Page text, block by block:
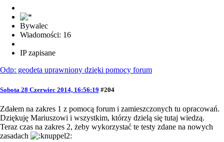
Bywalec
Wiadomości: 16
IP zapisane
Odp: geodeta uprawniony dzięki pomocy forum
Sobota 28 Czerwiec 2014, 16:56:19 #204
Zdałem na zakres 1 z pomocą forum i zamieszczonych tu opracowań.
Dziękuję Mariuszowi i wszystkim, którzy dzielą się tutaj wiedzą.
Teraz czas na zakres 2, żeby wykorzystać te testy zdane na nowych
zasadach